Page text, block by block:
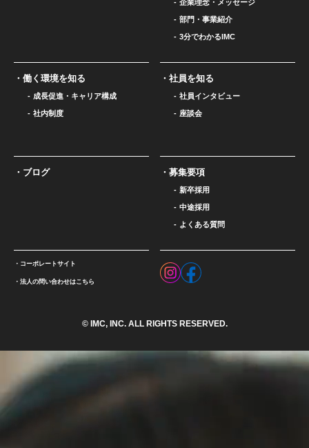
企業理念・メッセージ
部門・事業紹介
3分でわかるIMC
働く環境を知る
成長促進・キャリア構成
社内制度
社員を知る
社員インタビュー
座談会
ブログ 募集要項
新卒採用
中途採用
よくある質問
コーポレートサイト
法人の問い合わせはこちら
© IMC, INC. ALL RIGHTS RESERVED.